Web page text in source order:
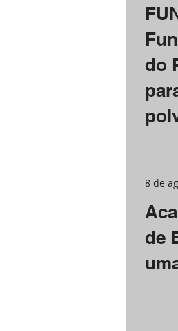
do
8 de
de